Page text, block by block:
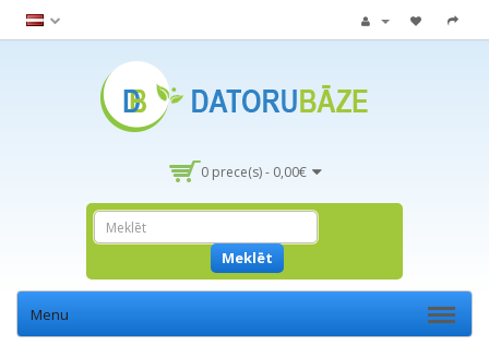
0 prece(s) - 0,00€
Meklēt
Menu